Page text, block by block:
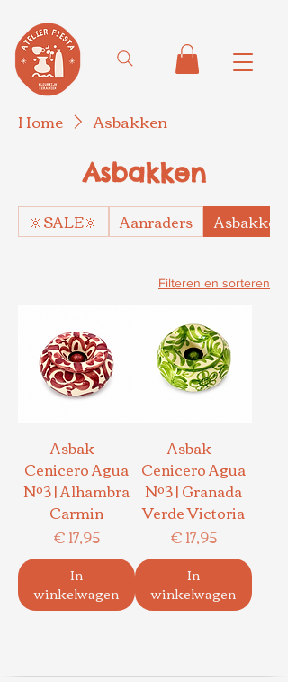
Home Asbakken
Asbakken
🔆SALE🔆 Aanraders Asbakken
Filteren en sorteren
Asbak -
Cenicero Agua
Nº3 | Alhambra
Carmin
Prijs
€ 17,95
In
winkelwagen
Asbak -
Cenicero Agua
Nº3 | Granada
Verde Victoria
Prijs
€ 17,95
In
winkelwagen